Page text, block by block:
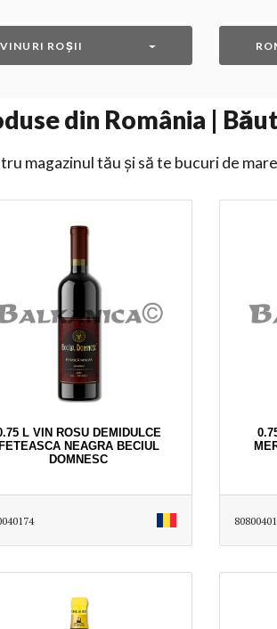
VINURI ROȘII
din România |
magazinul tău și să te bucuri de
L VIN ROSU DEMIDULCE
FETEASCA NEAGRA BECIUL
DOMNESC